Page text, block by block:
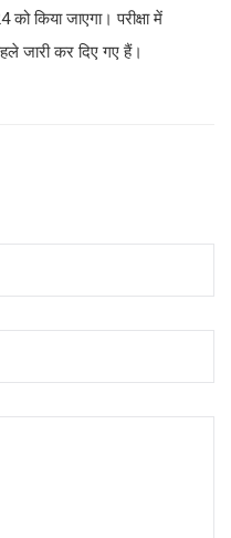
किया जाएगा। परीक्षा में
जारी कर दिए गए हैं।